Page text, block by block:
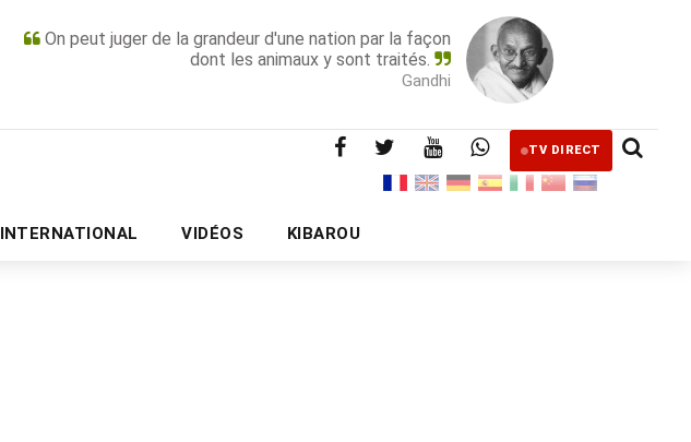
On peut juger de la grandeur d'une nation par la façon
dont les animaux y sont traités.
Gandhi
TV DIRECT
INTERNATIONAL VIDÉOS KIBAROU